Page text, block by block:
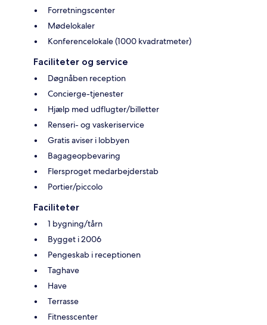
Forretningscenter
Mødelokaler
Konferencelokale (1000 kvadratmeter)
Faciliteter og service
Døgnåben reception
Concierge-tjenester
Hjælp med udflugter/billetter
Renseri- og vaskeriservice
Gratis aviser i lobbyen
Bagageopbevaring
Flersproget medarbejderstab
Portier/piccolo
Faciliteter
1 bygning/tårn
Bygget i 2006
Pengeskab i receptionen
Taghave
Have
Terrasse
Fitnesscenter